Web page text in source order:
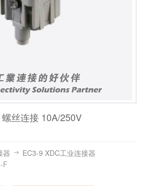
丝连接 10A/250V
器
EC3-9 XDC工业连接器
F